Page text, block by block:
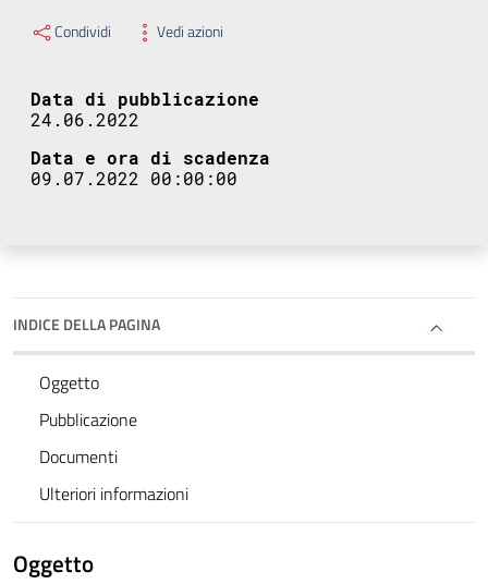
Condividi Vedi azioni
Data di pubblicazione
24.06.2022
Data e ora di scadenza
09.07.2022 00:00:00
INDICE DELLA PAGINA
Oggetto
Pubblicazione
Documenti
Ulteriori informazioni
Oggetto